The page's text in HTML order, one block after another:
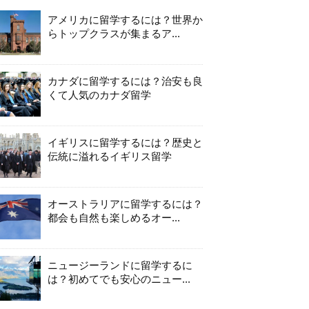
アメリカに留学するには？世界か
らトップクラスが集まるア...
カナダに留学するには？治安も良
くて人気のカナダ留学
イギリスに留学するには？歴史と
伝統に溢れるイギリス留学
オーストラリアに留学するには？
都会も自然も楽しめるオー...
ニュージーランドに留学するに
は？初めてでも安心のニュー...